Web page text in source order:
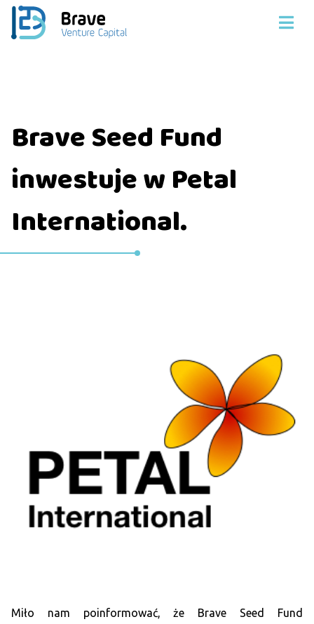
Brave Seed Fund
inwestuje w Petal
International.
Miło nam poinformować, że Brave Seed Fund